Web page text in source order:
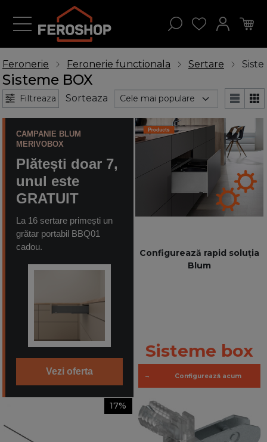
Feronerie Feronerie functionala Sertare
Sisteme BOX
Filtreaza Sorteaza
CAMPANIE BLUM
MERIVOBOX
Plătești doar 7,
unul este
GRATUIT
La 16 sertare primești un
grătar portabil BBQ01
cadou.
Vezi oferta
Configurează rapid soluția
Blum
Sisteme box
→ Configurează acum
17%